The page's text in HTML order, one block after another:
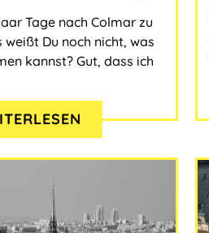
Tage nach Colmar zu
Du noch nicht, was
kannst? Gut, dass ich